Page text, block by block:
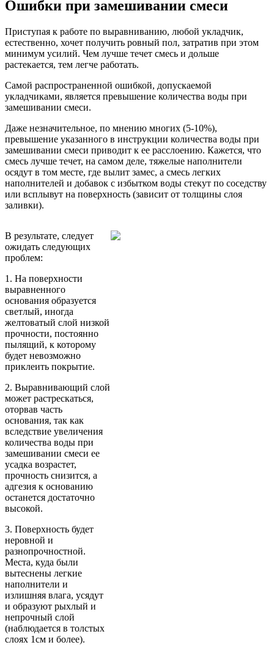
Ошибки при замешивании смеси
Приступая к работе по выравниванию, любой укладчик,
естественно, хочет получить ровный пол, затратив при этом
минимум усилий. Чем лучше течет смесь и дольше
растекается, тем легче работать.
Самой распространенной ошибкой, допускаемой
укладчиками, является превышение количества воды при
замешивании смеси.
Даже незначительное, по мнению многих (5-10%),
превышение указанного в инструкции количества воды при
замешивании смеси приводит к ее расслоению. Кажется, что
смесь лучше течет, на самом деле, тяжелые наполнители
осядут в том месте, где вылит замес, а смесь легких
наполнителей и добавок с избытком воды стекут по соседству
или всплывут на поверхность (зависит от толщины слоя
заливки).
В результате, следует
ожидать следующих
проблем:
1. На поверхности
выравненного
основания образуется
светлый, иногда
желтоватый слой низкой
прочности, постоянно
пылящий, к которому
будет невозможно
приклеить покрытие.
2. Выравнивающий слой
может растрескаться,
оторвав часть
основания, так как
вследствие увеличения
количества воды при
замешивании смеси ее
усадка возрастет,
прочность снизится, а
адгезия к основанию
останется достаточно
высокой.
3. Поверхность будет
неровной и
разнопрочностной.
Места, куда были
вытеснены легкие
наполнители и
излишняя влага, усядут
и образуют рыхлый и
непрочный слой
(наблюдается в толстых
слоях 1см и более).